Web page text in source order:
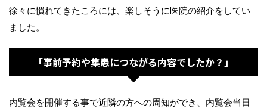
徐々に慣れてきたころには、楽しそうに医院の紹介をしてい
ました。
「事前予約や集患につながる内容でしたか？」
内覧会を開催する事で近隣の方への周知ができ、内覧会当日